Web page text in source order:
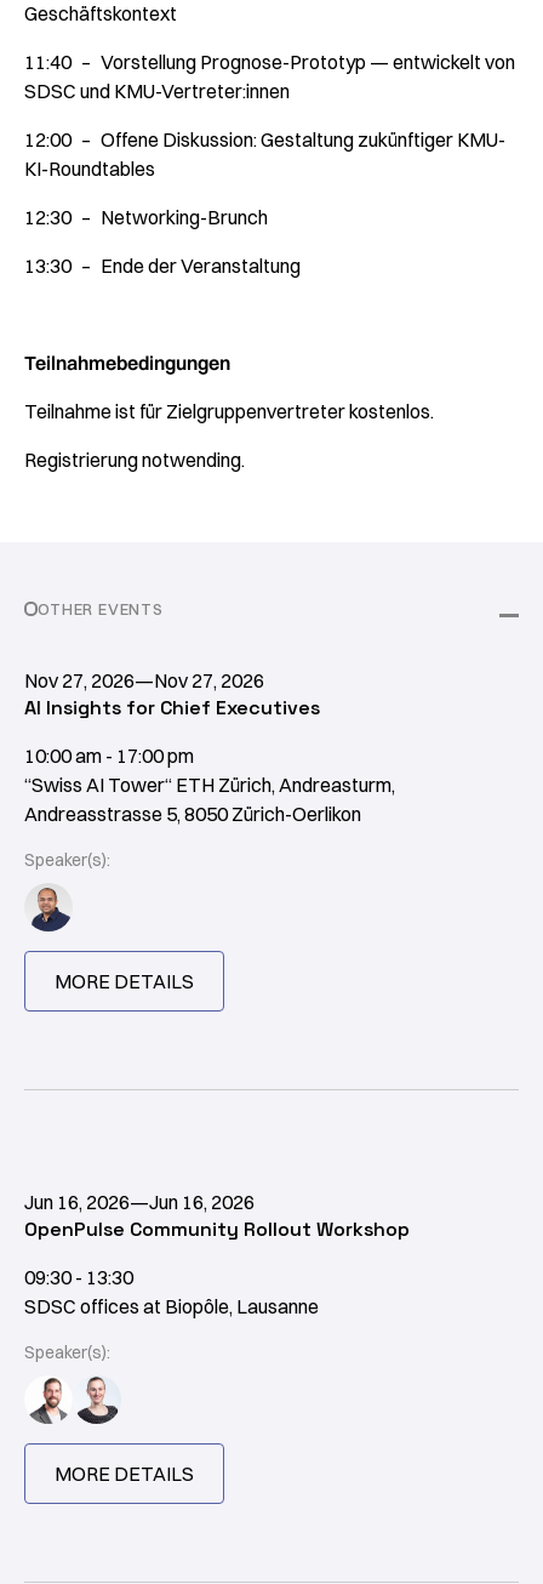
Geschäftskontext
11:40 – Vorstellung Prognose-Prototyp — entwickelt von
SDSC und KMU-Vertreter:innen
12:00 – Offene Diskussion: Gestaltung zukünftiger KMU-
KI-Roundtables
12:30 – Networking-Brunch
13:30 – Ende der Veranstaltung
Teilnahmebedingungen
Teilnahme ist für Zielgruppenvertreter kostenlos.
Registrierung notwending.
OTHER EVENTS
Nov 27, 2026—Nov 27, 2026
AI Insights for Chief Executives
10:00 am - 17:00 pm
“Swiss AI Tower“ ETH Zürich, Andreasturm,
Andreasstrasse 5, 8050 Zürich-Oerlikon
Speaker(s):
MORE DETAILS
Jun 16, 2026—Jun 16, 2026
OpenPulse Community Rollout Workshop
09:30 - 13:30
SDSC offices at Biopôle, Lausanne
Speaker(s):
MORE DETAILS